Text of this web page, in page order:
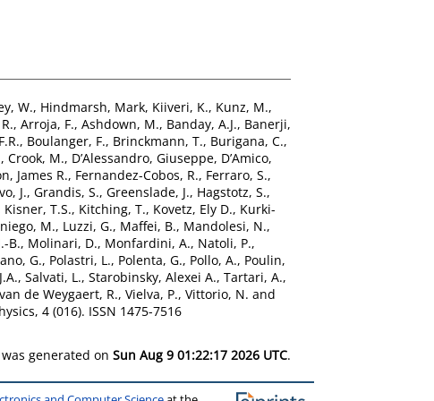
W., Hindmarsh, Mark, Kiiveri, K., Kunz, M.,
, Arroja, F., Ashdown, M., Banday, A.J., Banerji,
, Boulanger, F., Brinckmann, T., Burigana, C.,
, Crook, M., D’Alessandro, Giuseppe, D’Amico,
James R., Fernandez-Cobos, R., Ferraro, S.,
J., Grandis, S., Greenslade, J., Hagstotz, S.,
Kisner, T.S., Kitching, T., Kovetz, Ely D., Kurki-
M., Luzzi, G., Maffei, B., Mandolesi, N.,
B., Molinari, D., Monfardini, A., Natoli, P.,
G., Polastri, L., Polenta, G., Pollo, A., Poulin,
, Salvati, L., Starobinsky, Alexei A., Tartari, A.,
van de Weygaert, R., Vielva, P., Vittorio, N. and
4 (016). ISSN 1475-7516
generated on Sun Aug 9 01:22:17 2026 UTC.